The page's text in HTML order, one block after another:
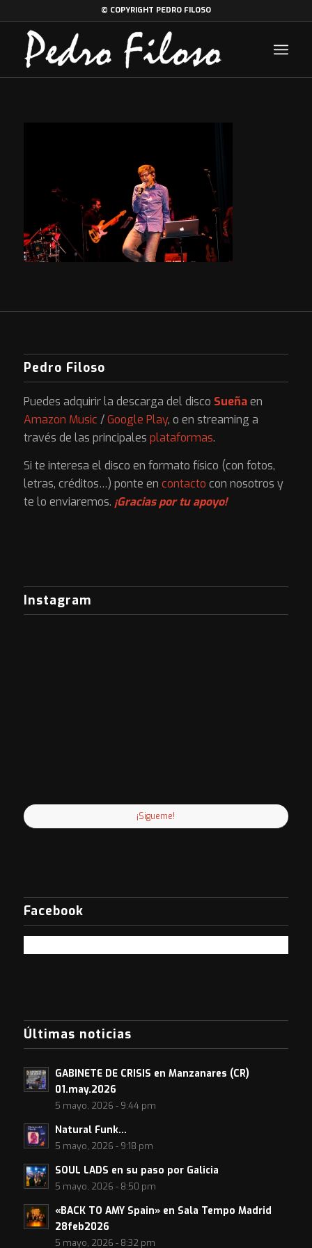
© COPYRIGHT PEDRO FILOSO
Pedro Filoso
Puedes adquirir la descarga del disco Sueñaen
Amazon Music/Google Play, o en streaming a
través de las principales plataformas.
Si te interesa el disco en formato físico (con fotos,
letras, créditos…) ponte en contacto con nosotros y
te lo enviaremos. ¡Gracias por tu apoyo!
Instagram
¡Sigueme!
Facebook
Últimas noticias
GABINETE DE CRISIS en Manzanares (CR)
01.may.2026
5 mayo, 2026 - 9:44 pm
Natural Funk…
5 mayo, 2026 - 9:18 pm
SOUL LADS en su paso por Galicia
5 mayo, 2026 - 8:50 pm
«BACK TO AMY Spain» en Sala Tempo Madrid
28feb2026
5 mayo, 2026 - 8:32 pm